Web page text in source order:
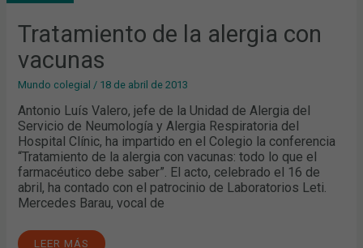
Tratamiento de la alergia con
vacunas
Mundo colegial / 18 de abril de 2013
Antonio Luís Valero, jefe de la Unidad de Alergia del
Servicio de Neumología y Alergia Respiratoria del
Hospital Clínic, ha impartido en el Colegio la conferencia
“Tratamiento de la alergia con vacunas: todo lo que el
farmacéutico debe saber”. El acto, celebrado el 16 de
abril, ha contado con el patrocinio de Laboratorios Leti.
Mercedes Barau, vocal de
LEER MÁS